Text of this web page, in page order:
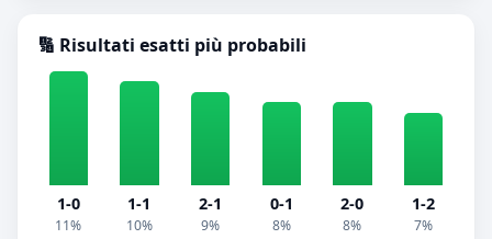
🔢 Risultati esatti più probabili
1-0
11%
1-1
10%
2-1
9%
0-1
8%
2-0
8%
1-2
7%